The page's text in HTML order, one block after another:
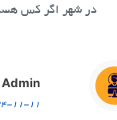
در شهر اگر کس
Admin
2024-11-11 در